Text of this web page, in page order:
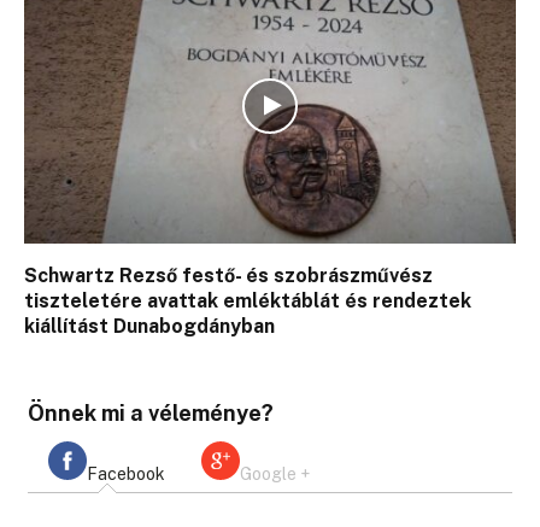
Schwartz Rezső festő- és szobrászművész
tiszteletére avattak emléktáblát és rendeztek
kiállítást Dunabogdányban
Önnek mi a véleménye?
Facebook Google +